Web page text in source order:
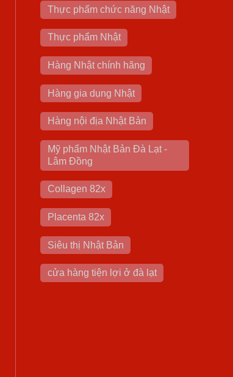
Thực phẩm chức năng Nhật
Thực phẩm Nhật
Hàng Nhật chính hãng
Hàng gia dụng Nhật
Hàng nội địa Nhật Bản
Mỹ phẩm Nhật Bản Đà Lạt -
Lâm Đồng
Collagen 82x
Placenta 82x
Siêu thị Nhật Bản
cửa hàng tiện lợi ở đà lạt